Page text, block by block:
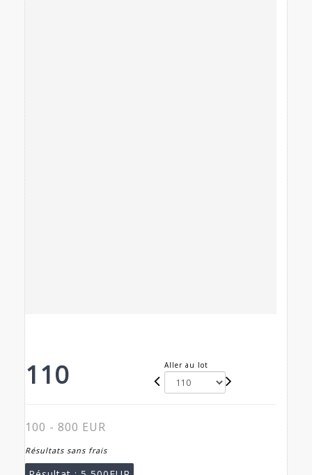
110 Aller au lot
100 - 800 EUR
Résultats sans frais